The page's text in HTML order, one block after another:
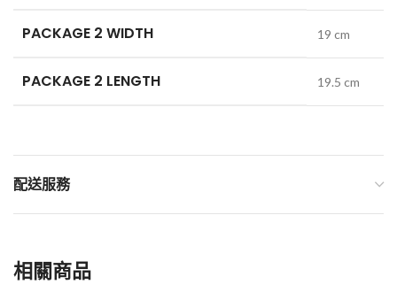
PACKAGE 2 WIDTH 19 cm
PACKAGE 2 LENGTH 19.5 cm
配送服務
相關商品